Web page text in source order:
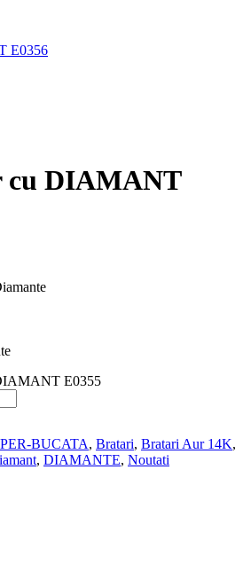
E0356
cu DIAMANT
E0355
BUCATA, Bratari, Bratari Aur 14K,
, DIAMANTE, Noutati